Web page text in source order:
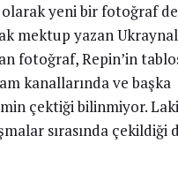
olarak yeni bir fotoğraf
mektup yazan
fotoğraf, Repin’in
kanallarında ve başka
çektiği bilinmiyor.
sırasında çekildiği